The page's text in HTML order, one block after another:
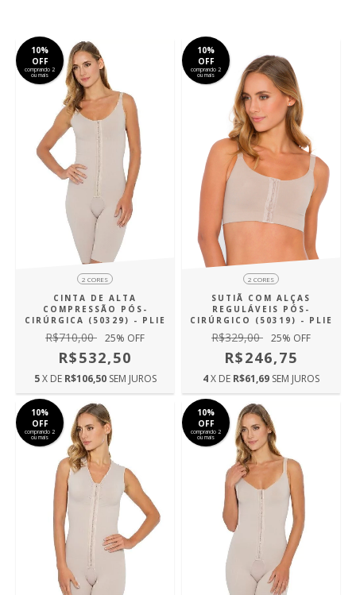
10%
OFF
comprando 2
ou mais
2 CORES
CINTA DE ALTA
COMPRESSÃO PÓS-
CIRÚRGICA (50329) - PLIE
R$710,00 25% OFF
R$532,50
5 X DE R$106,50 SEM JUROS
10%
OFF
comprando 2
ou mais
2 CORES
SUTIÃ COM ALÇAS
REGULÁVEIS PÓS-
CIRÚRGICO (50319) - PLIE
R$329,00 25% OFF
R$246,75
4X DE R$61,69 SEM JUROS
10%
OFF
comprando 2
ou mais
10%
OFF
comprando 2
ou mais